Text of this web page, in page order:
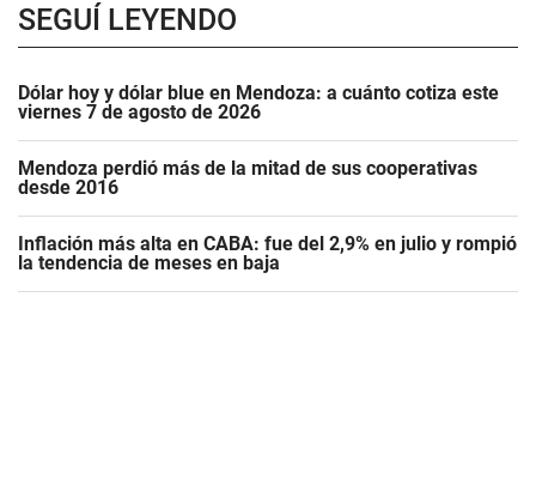
SEGUÍ LEYENDO
Dólar hoy y dólar blue en Mendoza: a cuánto cotiza este
viernes 7 de agosto de 2026
Mendoza perdió más de la mitad de sus cooperativas
desde 2016
Inflación más alta en CABA: fue del 2,9% en julio y rompió
la tendencia de meses en baja